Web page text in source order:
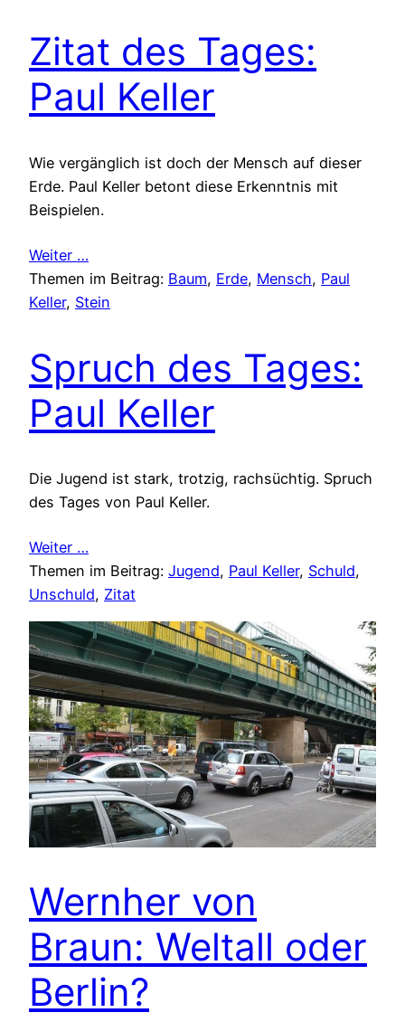
Zitat des Tages:
Paul Keller
Wie vergänglich ist doch der Mensch auf dieser
Erde. Paul Keller betont diese Erkenntnis mit
Beispielen.
Weiter …
Themen im Beitrag: Baum, Erde, Mensch, Paul
Keller, Stein
Spruch des Tages:
Paul Keller
Die Jugend ist stark, trotzig, rachsüchtig. Spruch
des Tages von Paul Keller.
Weiter …
Themen im Beitrag: Jugend, Paul Keller, Schuld
Unschuld, Zitat
Wernher von
Braun: Weltall oder
Berlin?